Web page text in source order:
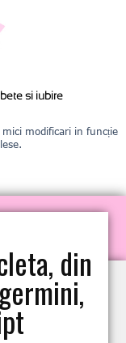
si iubire
modificari in funcție
din